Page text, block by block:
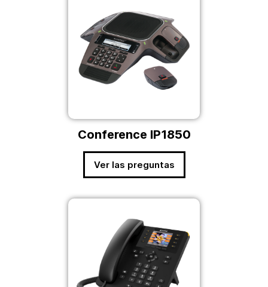
Conference IP1850
Ver las preguntas